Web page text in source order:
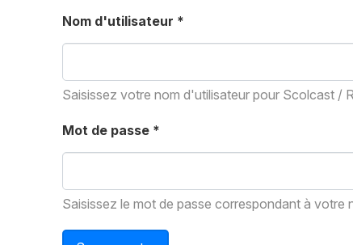
Nom d'utilisateur *
Saisissez votre nom d'utilisateur pour Scolcast /
Mot de passe *
Saisissez le mot de passe correspondant à votre